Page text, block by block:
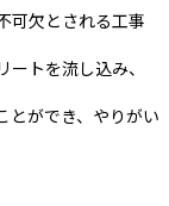
可欠とされる工事
トを流し込み、
とができ、やりがい